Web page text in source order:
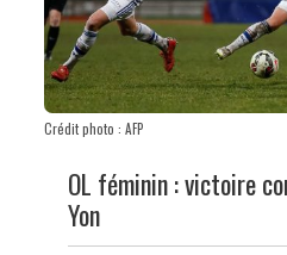
Crédit photo : AFP
OL féminin : victoire
Yon